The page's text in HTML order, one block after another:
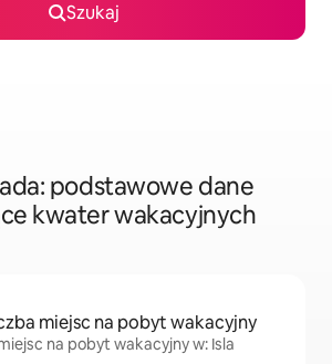
Szukaj
podstawowe dane
kwater wakacyjnych
miejsc na pobyt wakacyjny
na pobyt wakacyjny w: Isla